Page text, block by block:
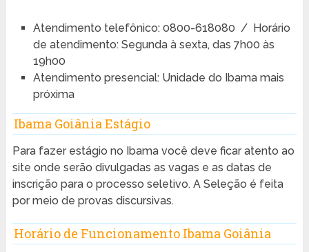
Atendimento telefônico: 0800-618080 / Horário
de atendimento: Segunda à sexta, das 7h00 às
19h00
Atendimento presencial: Unidade do Ibama mais
próxima
Ibama Goiânia Estágio
Para fazer estágio no Ibama você deve ficar atento ao
site onde serão divulgadas as vagas e as datas de
inscrição para o processo seletivo. A Seleção é feita
por meio de provas discursivas.
Horário de Funcionamento Ibama Goiânia